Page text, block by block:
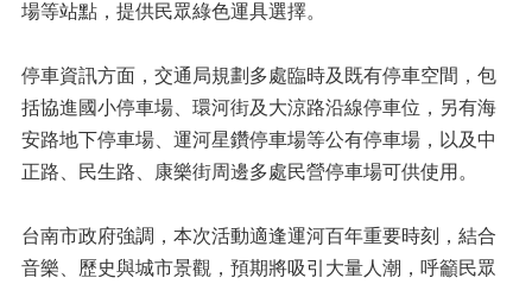
場等站點，提供民眾綠色運具選擇。
停車資訊方面，交通局規劃多處臨時及既有停車空間，包
括協進國小停車場、環河街及大涼路沿線停車位，另有海
安路地下停車場、運河星鑽停車場等公有停車場，以及中
正路、民生路、康樂街周邊多處民營停車場可供使用。
台南市政府強調，本次活動適逢運河百年重要時刻，結合
音樂、歷史與城市景觀，預期將吸引大量人潮，呼籲民眾